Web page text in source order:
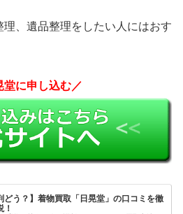
、遺品整理をしたい人にはおす
堂に申し込む／
どう？】着物買取「日晃堂」の口コミを徹
！